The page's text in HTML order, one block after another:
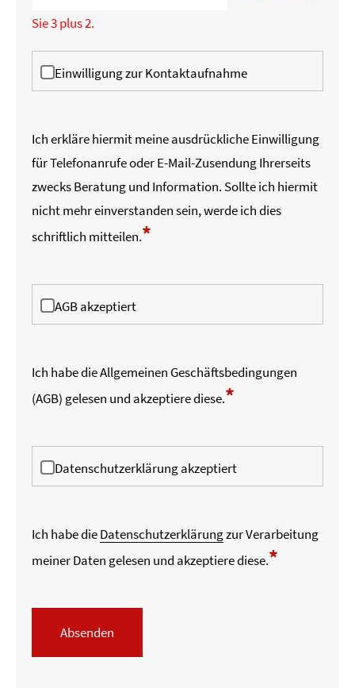
Sie 3 plus 2.
Einwilligung zur Kontaktaufnahme
Ich erkläre hiermit meine ausdrückliche Einwilligung
für Telefonanrufe oder E-Mail-Zusendung Ihrerseits
zwecks Beratung und Information. Sollte ich hiermit
nicht mehr einverstanden sein, werde ich dies
schriftlich mitteilen.*
AGB akzeptiert
Ich habe dieAllgemeinen Geschäftsbedingungen
(AGB) gelesen und akzeptiere diese.*
Datenschutzerklärung akzeptiert
Ich habe dieDatenschutzerklärungzur Verarbeitung
meiner Daten gelesen und akzeptiere diese.*
Absenden